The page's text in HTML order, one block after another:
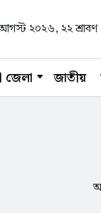
২০২৬, ২২
জেলা জাতীয়